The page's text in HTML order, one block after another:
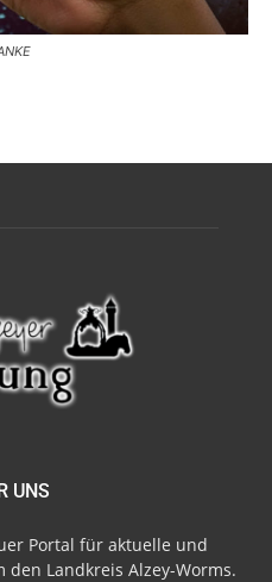
UNS
Portal für aktuelle und
den Landkreis Alzey-Worms.